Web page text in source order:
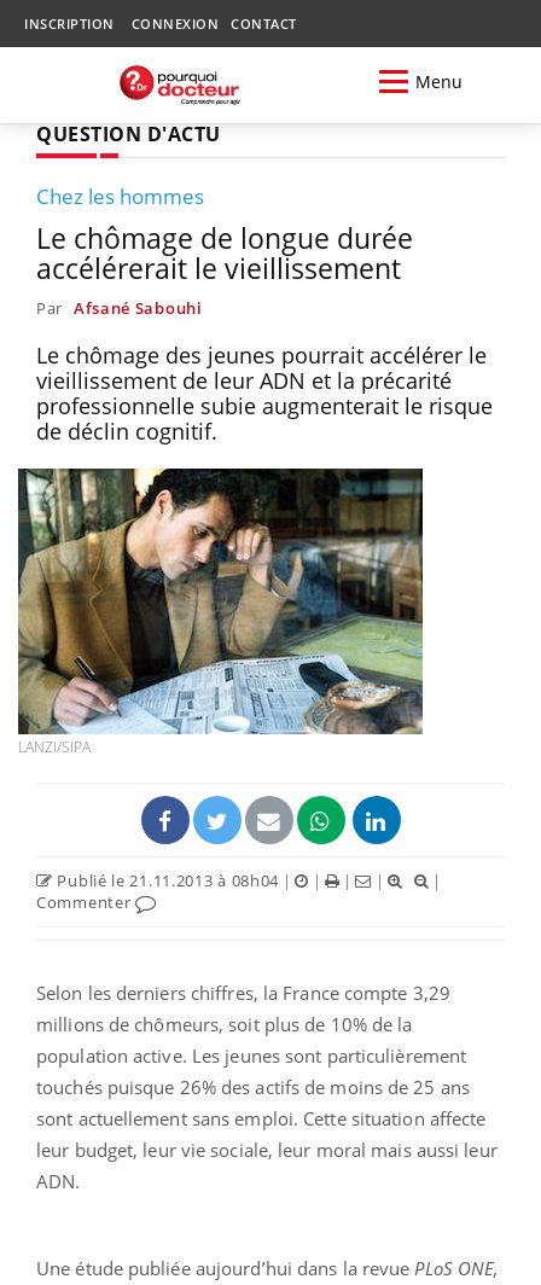
INSCRIPTION CONNEXION CONTACT
Menu
QUESTION D'ACTU
Chez les hommes
Le chômage de longue durée
accélérerait le vieillissement
Par Afsané Sabouhi
Le chômage des jeunes pourrait accélérer le
vieillissement de leur ADN et la précarité
professionnelle subie augmenterait le risque
de déclin cognitif.
LANZI/SIPA
Publié le 21.11.2013 à 08h04 | | | |
|
Commenter
Selon les derniers chiffres, la France compte 3,29
millions de chômeurs, soit plus de 10% de la
population active. Les jeunes sont particulièrement
touchés puisque 26% des actifs de moins de 25 ans
sont actuellement sans emploi. Cette situation affecte
leur budget, leur vie sociale, leur moral mais aussi leur
ADN.
Une étude publiée aujourd’hui dans la revue PLoS ONE,